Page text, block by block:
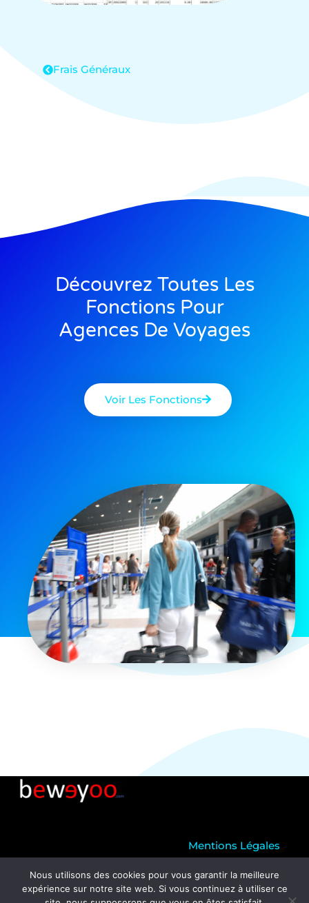
Frais Généraux
Découvrez Toutes Les
Fonctions Pour
Agences De Voyages
Voir Les Fonctions
Mentions Légales
© 2026 All Rights Reserved
Nous utilisons des cookies pour vous garantir la meilleure
expérience sur notre site web. Si vous continuez à utiliser ce